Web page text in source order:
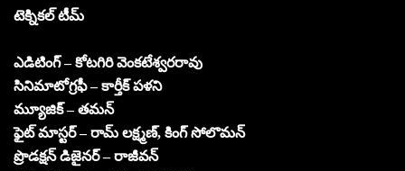
టెక్నికల్ టీమ్
ఎడిటింగ్ – కోటగిరి వెంకటేశ్వరరావు
సినిమాటోగ్రఫీ – కార్తీక్ పళని
మ్యూజిక్ – తమన్
ఫైట్ మాస్టర్ – రామ్ లక్ష్మణ్, కింగ్ సోలొమన్
ప్రొడక్షన్ డిజైనర్ – రాజీవన్